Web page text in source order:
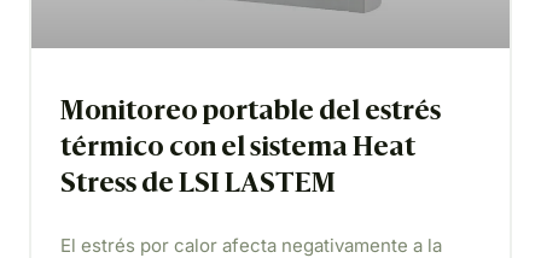
Monitoreo portable del estrés
térmico con el sistema Heat
Stress de LSI LASTEM
El estrés por calor afecta negativamente a la